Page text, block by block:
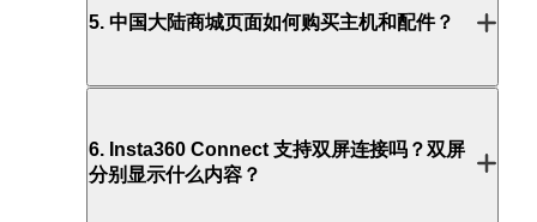
5. 中国大陆商城页面如何购买主机和配件？
6. Insta360 Connect 支持双屏连接吗？双屏
分别显示什么内容？